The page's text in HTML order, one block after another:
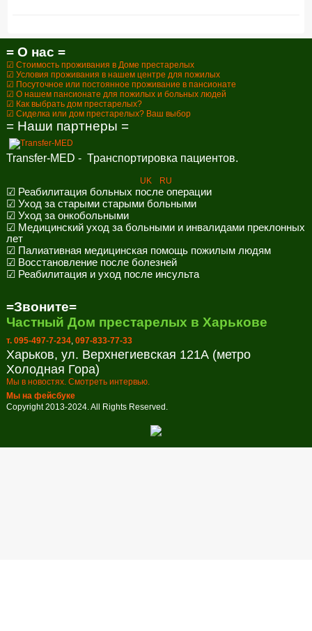
= О нас =
☑ Стоимость проживания в Доме престарелых
☑ Условия проживания в нашем центре для пожилых
☑ Посуточное или постоянное проживание в пансионате
☑ О нашем пансионате для пожилых и больных людей
☑ Как выбрать дом престарелых?
☑ Сиделка или дом престарелых? Ваш выбор
= Наши партнеры =
Transfer-MED - Транспортировка пациентов.
UK RU
☑ Реабилитация больных после операции
☑ Уход за старыми старыми больными
☑ Уход за онкобольными
☑ Медицинский уход за больными и инвалидами преклонных
лет
☑ Палиативная медицинская помощь пожилым людям
☑ Восстановление после болезней
☑ Реабилитация и уход после инсульта
=Звоните=
Частный Дом престарелых в Харькове
т. 095-497-7-234, 097-833-77-33
Харьков, ул. Верхнегиевская 121А (метро
Холодная Гора)
Мы в новостях. Смотреть интервью.
Мы на фейсбуке
Copyright 2013-2024. All Rights Reserved.